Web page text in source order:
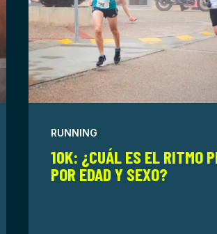
RUNNING
10K: ¿CUÁL ES EL RITMO
POR EDAD Y SEXO?